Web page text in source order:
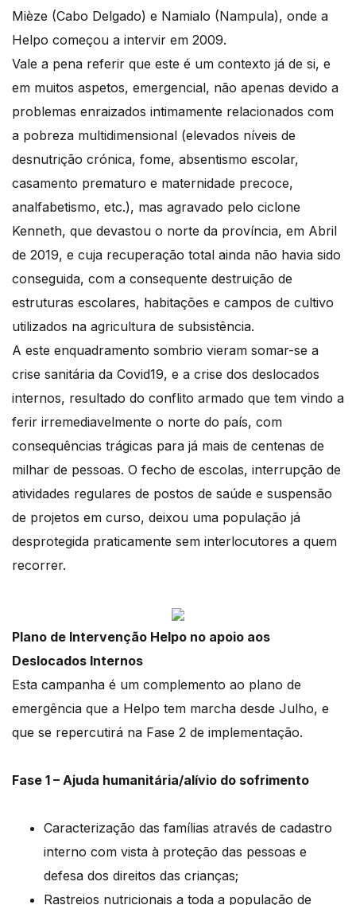
Mièze (Cabo Delgado) e Namialo (Nampula), onde a
Helpo começou a intervir em 2009.
Vale a pena referir que este é um contexto já de si, e
em muitos aspetos, emergencial, não apenas devido a
problemas enraizados intimamente relacionados com
a pobreza multidimensional (elevados níveis de
desnutrição crónica, fome, absentismo escolar,
casamento prematuro e maternidade precoce,
analfabetismo, etc.), mas agravado pelo ciclone
Kenneth, que devastou o norte da província, em Abril
de 2019, e cuja recuperação total ainda não havia sido
conseguida, com a consequente destruição de
estruturas escolares, habitações e campos de cultivo
utilizados na agricultura de subsistência.
A este enquadramento sombrio vieram somar-se a
crise sanitária da Covid19, e a crise dos deslocados
internos, resultado do conflito armado que tem vindo a
ferir irremediavelmente o norte do país, com
consequências trágicas para já mais de centenas de
milhar de pessoas. O fecho de escolas, interrupção de
atividades regulares de postos de saúde e suspensão
de projetos em curso, deixou uma população já
desprotegida praticamente sem interlocutores a quem
recorrer.
Plano de Intervenção Helpo no apoio aos
Deslocados Internos
Esta campanha é um complemento ao plano de
emergência que a Helpo tem marcha desde Julho, e
que se repercutirá na Fase 2 de implementação.
Fase 1 – Ajuda humanitária/alívio do sofrimento
Caracterização das famílias através de cadastro
interno com vista à proteção das pessoas e
defesa dos direitos das crianças;
Rastreios nutricionais a toda a população de